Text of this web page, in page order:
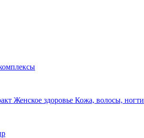
Женское здоровье Кожа, волосы, ногти